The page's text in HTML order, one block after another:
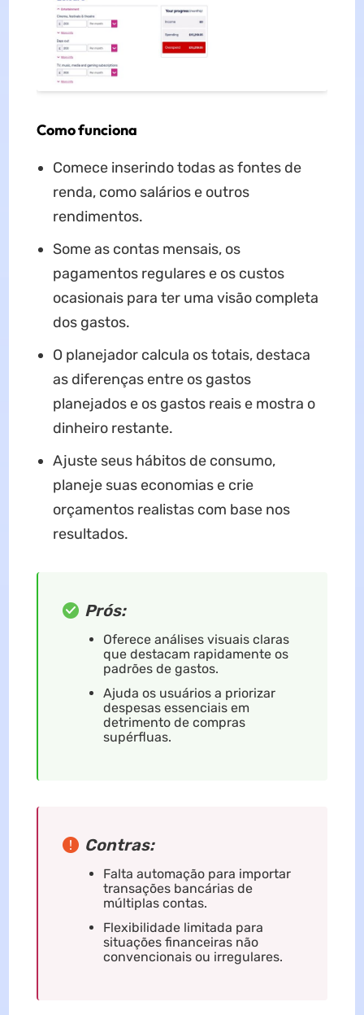
Como funciona
Comece inserindo todas as fontes de
renda, como salários e outros
rendimentos.
Some as contas mensais, os
pagamentos regulares e os custos
ocasionais para ter uma visão completa
dos gastos.
O planejador calcula os totais, destaca
as diferenças entre os gastos
planejados e os gastos reais e mostra o
dinheiro restante.
Ajuste seus hábitos de consumo,
planeje suas economias e crie
orçamentos realistas com base nos
resultados.
Prós:
Oferece análises visuais claras
que destacam rapidamente os
padrões de gastos.
Ajuda os usuários a priorizar
despesas essenciais em
detrimento de compras
supérfluas.
Contras:
Falta automação para importar
transações bancárias de
múltiplas contas.
Flexibilidade limitada para
situações financeiras não
convencionais ou irregulares.